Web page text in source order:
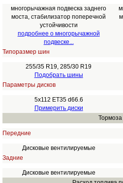
многорычажная подвеска заднего
моста, стабилизатор поперечной
устойчивости
подробнее о многорычажной
подвеске...
Типоразмер шин
255/35 R19, 285/30 R19
Подобрать шины
Параметры дисков
5x112 ET35 d66.6
Примерить диски
Тормоза
Передние
Дисковые вентилируемые
Задние
Дисковые вентилируемые